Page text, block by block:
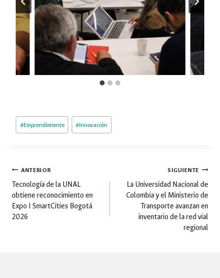
Etiquetas
de
#Emprendimiento #Innovación
Navegación
de
ANTERIOR
Tecnología de la UNAL
obtiene reconocimiento en
Expo I SmartCities Bogotá
2026
SIGUIENTE
La Universidad Nacional de
Colombia y el Ministerio de
Transporte avanzan en
inventario de la red vial
regional